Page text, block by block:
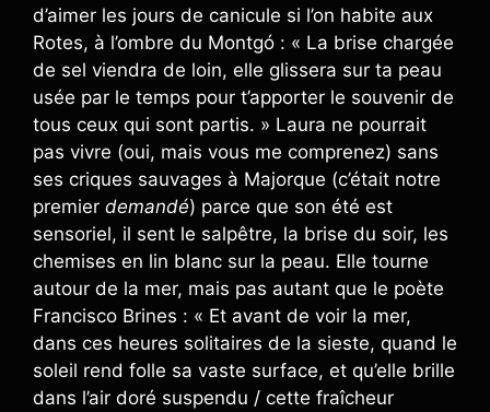
d’aimer les jours de canicule si l’on habite aux
Rotes, à l’ombre du Montgó : « La brise chargée
de sel viendra de loin, elle glissera sur ta peau
usée par le temps pour t’apporter le souvenir de
tous ceux qui sont partis. » Laura ne pourrait
pas vivre (oui, mais vous me comprenez) sans
ses criques sauvages à Majorque (c’était notre
premier demandé) parce que son été est
sensoriel, il sent le salpêtre, la brise du soir, les
chemises en lin blanc sur la peau. Elle tourne
autour de la mer, mais pas autant que le poète
Francisco Brines : « Et avant de voir la mer,
dans ces heures solitaires de la sieste, quand le
soleil rend folle sa vaste surface, et qu’elle brille
dans l’air doré suspendu / cette fraîcheur